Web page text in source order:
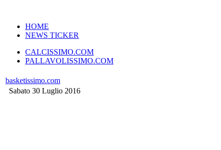
HOME
NEWS TICKER
CALCISSIMO.COM
PALLAVOLISSIMO.COM
basketissimo.com
Sabato 30 Luglio 2016